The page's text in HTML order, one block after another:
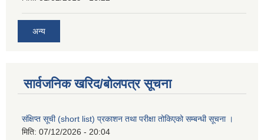
अन्य
सार्वजनिक खरिद/बोलपत्र सूचना
संक्षिप्त सूची (short list) प्रकाशन तथा परीक्षा तोकिएको सम्बन्धी सूचना ।
मिति: 07/12/2026 - 20:04